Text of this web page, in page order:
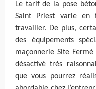
Le tarif de la pose
Saint Priest varie en
travailler. De plus,
des équipements
maçonnerie Site
désactivé très
que vous pourrez